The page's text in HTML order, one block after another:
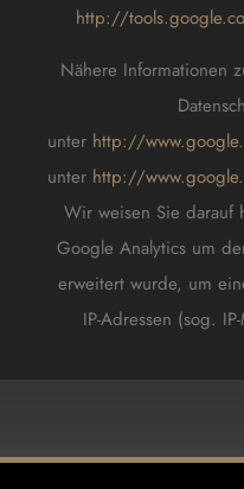
http://
Nähere Informationen
unter http://
unter http://
Wir weisen Sie darauf
Google Analytics um
erweitert wurde, um
IP-Adressen (sog.